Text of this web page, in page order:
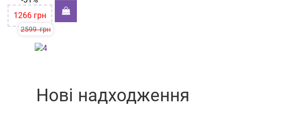
2599грн
1266грн
Нові надходження